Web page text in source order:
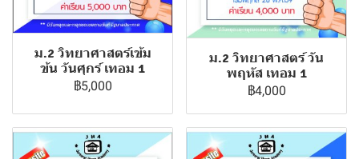
ม.2 วิทยาศาสตร์เข้ม
ข้น วันศุกร์ เทอม 1
฿5,000
ม.2 วิทยาศาสตร์ วัน
พฤหัส เทอม 1
฿4,000